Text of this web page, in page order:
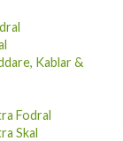
Kablar &
Fodral
Skal